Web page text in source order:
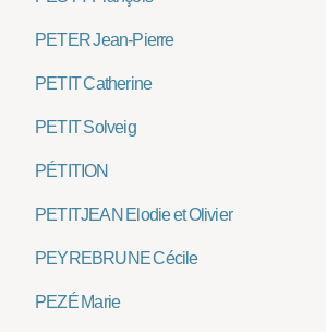
PETER Jean-Pierre
PETIT Catherine
PETIT Solveig
PÉTITION
PETITJEAN Elodie et Olivier
PEYREBRUNE Cécile
PEZÉ Marie